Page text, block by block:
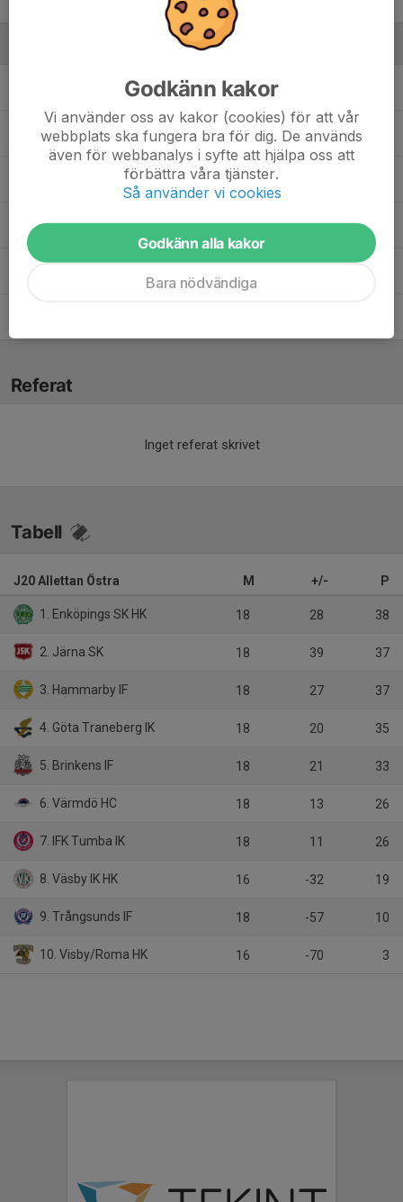
Andreas Norstedt Huvudtränare
Björn Pernsell Materialförvaltare
Johan LindgrenAssisterande tränare
Mathias LinderLagledare
Referat
Inget referat skrivet
Tabell
J20 Allettan Östra M +/- P
1. Enköpings SK HK 18 28 38
2. Järna SK 18 39 37
3. Hammarby IF 18 27 37
4. Göta Traneberg IK 18 20 35
5. Brinkens IF 18 21 33
6. Värmdö HC 18 13 26
7. IFK Tumba IK 18 11 26
8. Väsby IK HK 16 -32 19
9. Trångsunds IF 18 -57 10
10. Visby/Roma HK 16 -70 3
Godkänn kakor
Vi använder oss av kakor (cookies) för att vår
webbplats ska fungera bra för dig. De används
även för webbanalys i syfte att hjälpa oss att
förbättra våra tjänster.
Så använder vi cookies
Godkänn alla kakor
Bara nödvändiga